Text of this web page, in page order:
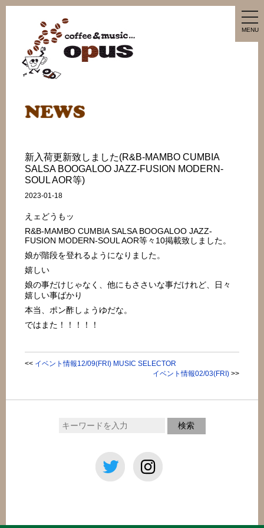
MENU
新入荷更新致しました(R&B-MAMBO CUMBIA
SALSA BOOGALOO JAZZ-FUSION MODERN-
SOUL AOR等)
2023-01-18
えェどうもッ
R&B-MAMBO CUMBIA SALSA BOOGALOO JAZZ-
FUSION MODERN-SOUL AOR等々10掲載致しました。
娘が階段を登れるようになりました。
嬉しい
娘の事だけじゃなく、他にもささいな事だけれど、日々
嬉しい事ばかり
本当、ポン酢しょうゆだな。
ではまた！！！！！
<< イベント情報12/09(FRI) MUSIC SELECTOR
イベント情報02/03(FRI)>>